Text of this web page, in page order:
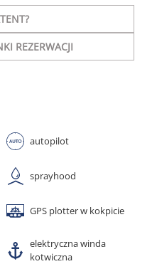
REZERWACJI
autopilot
sprayhood
GPS plotter w kokpicie
elektryczna winda
kotwiczna